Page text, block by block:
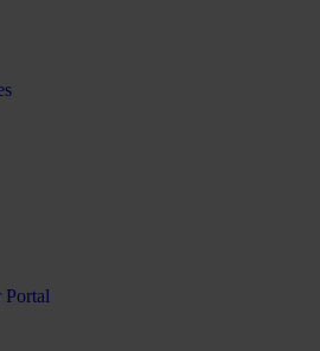
Portal